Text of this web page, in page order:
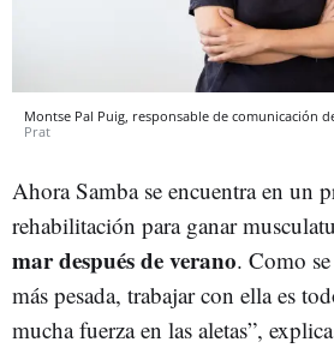
Montse Pal Puig, responsable de comunicación
Prat
Ahora Samba se encuentra en un
rehabilitación para ganar
mar después de verano. Como
más pesada, trabajar con ella es
mucha fuerza en las aletas”,